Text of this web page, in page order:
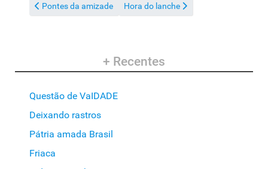
Artigo anterior: Pontes da amizade
Pontes da amizade Próximo artigo: Hora do lanche
Hora do lanche
+ Recentes
Questão de VaIDADE
Deixando rastros
Pátria amada Brasil
Friaca